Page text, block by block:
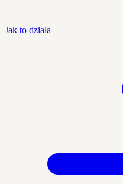
Jak to działa